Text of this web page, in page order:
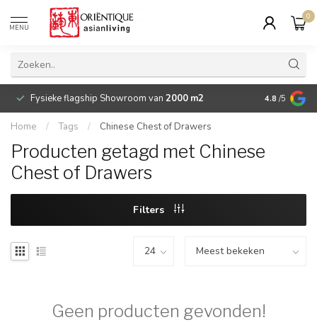
MENU
0
Fysieke flagship Showroom van 2000 m2 Betaalbare
4.8 /5
Home / Tags / Chinese Chest of Drawers
Producten getagd met Chinese
Chest of Drawers
Filters
Geen producten gevonden!